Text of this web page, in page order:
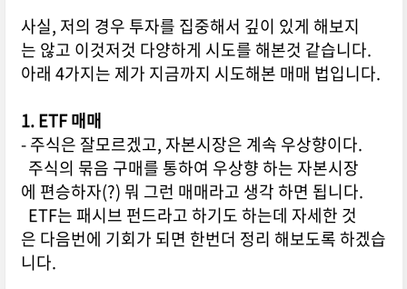
사실, 저의 경우 투자를 집중해서 깊이 있게 해보지
는 않고 이것저것 다양하게 시도를 해본것 같습니다.
아래 4가지는 제가 지금까지 시도해본 매매 법입니다.
1. ETF 매매
- 주식은 잘모르겠고, 자본시장은 계속 우상향이다.
주식의 묶음 구매를 통하여 우상향 하는 자본시장
에 편승하자(?) 뭐 그런 매매라고 생각 하면 됩니다.
ETF는 패시브 펀드라고 하기도 하는데 자세한 것
은 다음번에 기회가 되면 한번더 정리 해보도록 하겠습
니다.